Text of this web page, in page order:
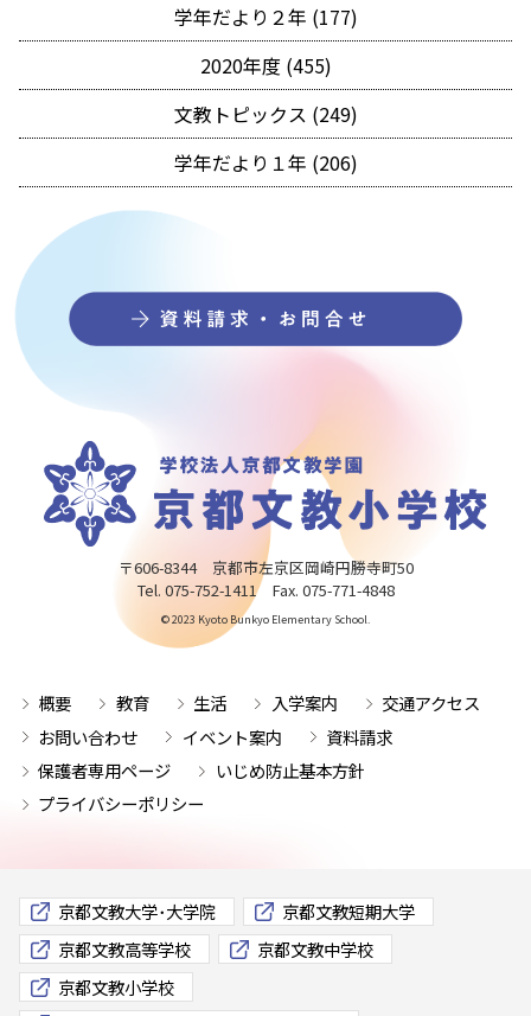
学年だより２年 (177)
2020年度 (455)
文教トピックス (249)
学年だより１年 (206)
〒606-8344 京都市左京区岡崎円勝寺町50
Tel. 075-752-1411 Fax. 075-771-4848
© 2023 Kyoto Bunkyo Elementary School.
概要 教育 生活 入学案内
交通アクセス
お問い合わせ
イベント案内
資料請求
保護者専用ページ
いじめ防止基本方針
プライバシーポリシー
京都文教大学･大学院
京都文教短期大学
京都文教高等学校
京都文教中学校
京都文教小学校